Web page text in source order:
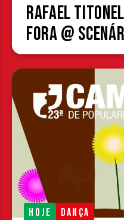
Rafael
Fora @
HOJE DANÇA